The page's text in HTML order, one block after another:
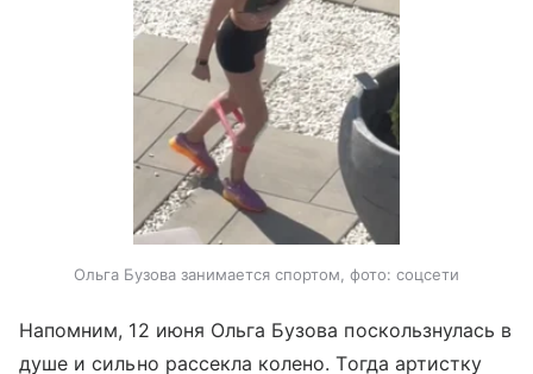
Ольга Бузова занимается спортом, фото: соцсети
Напомним, 12 июня Ольга Бузова поскользнулась в
душе и сильно рассекла колено. Тогда артистку